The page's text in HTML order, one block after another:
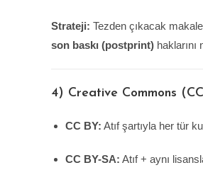
Strateji: Tezden çıkacak
son baskı (postprint) haklarını
4) Creative Commons
CC BY: Atıf şartıyla her tür
CC BY-SA: Atıf + aynı